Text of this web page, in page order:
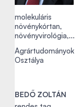
molekuláris
növénykórtan,
növényvirológia,...
Agrártudományok
Osztálya
BEDŐ ZOLTÁN